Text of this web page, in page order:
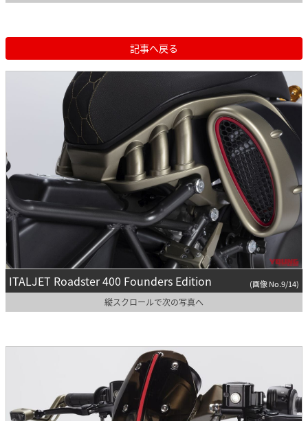
記事へ戻る
ITALJET Roadster 400 Founders Edition (画像 No.9/14)
縦スクロールで次の写真へ